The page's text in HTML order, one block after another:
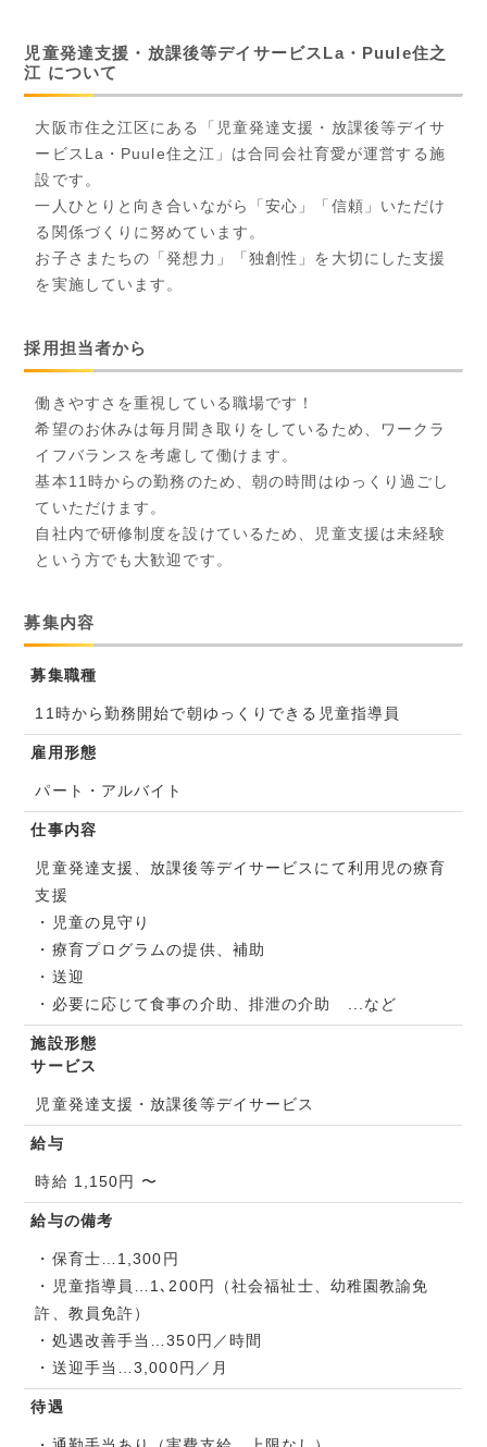
児童発達支援・放課後等デイサービスLa・Puule住之
江 について
大阪市住之江区にある「児童発達支援・放課後等デイサ
ービスLa・Puule住之江」は合同会社育愛が運営する施
設です。
一人ひとりと向き合いながら「安心」「信頼」いただけ
る関係づくりに努めています。
お子さまたちの「発想力」「独創性」を大切にした支援
を実施しています。
採用担当者から
働きやすさを重視している職場です！
希望のお休みは毎月聞き取りをしているため、ワークラ
イフバランスを考慮して働けます。
基本11時からの勤務のため、朝の時間はゆっくり過ごし
ていただけます。
自社内で研修制度を設けているため、児童支援は未経験
という方でも大歓迎です。
募集内容
募集職種
11時から勤務開始で朝ゆっくりできる児童指導員
雇用形態
パート・アルバイト
仕事内容
児童発達支援、放課後等デイサービスにて利用児の療育
支援
・児童の見守り
・療育プログラムの提供、補助
・送迎
・必要に応じて食事の介助、排泄の介助 ...など
施設形態
サービス
児童発達支援・放課後等デイサービス
給与
時給 1,150円 〜
給与の備考
・保育士…1,300円
・児童指導員…1､200円（社会福祉士、幼稚園教諭免
許、教員免許）
・処遇改善手当…350円／時間
・送迎手当…3,000円／月
待遇